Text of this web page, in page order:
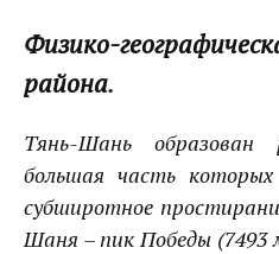
Физико-
района.
Тянь-Шань образован
большая часть
субширотное
Шаня – пикПобеды (7493